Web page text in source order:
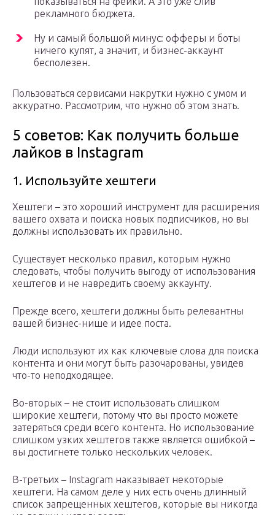
рекламного бюджета.
Ну и самый большой минус: офферы и боты
ничего купят, а значит, и бизнес-аккаунт
бесполезен.
Пользоваться сервисами накрутки нужно с умом и
аккуратно. Рассмотрим, что нужно об этом знать.
5 советов: Как получить больше
лайков в Instagram
1. Используйте хештеги
Хештеги – это хороший инструмент для расширения
вашего охвата и поиска новых подписчиков, но вы
должны использовать их правильно.
Существует несколько правил, которым нужно
следовать, чтобы получить выгоду от использования
хештегов и не навредить своему аккаунту.
Прежде всего, хештеги должны быть релевантны
вашей бизнес-нише и идее поста.
Люди используют их как ключевые слова для поиска
контента и они могут быть разочарованы, увидев
что-то неподходящее.
Во-вторых – не стоит использовать слишком
широкие хештеги, потому что вы просто можете
затеряться среди всего контента. Но использование
слишком узких хештегов также является ошибкой –
вы достигнете только нескольких человек.
В-третьих – Instagram наказывает некоторые
хештеги. На самом деле у них есть очень длинный
список запрещенных хештегов, которые вы никогда